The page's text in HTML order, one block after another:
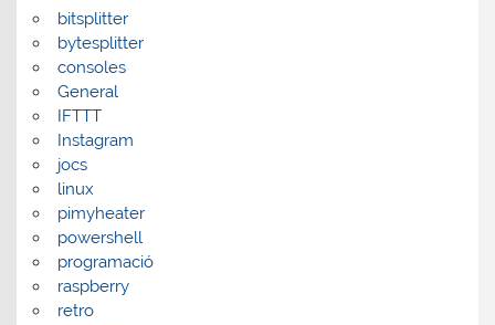
bitsplitter
bytesplitter
consoles
General
IFTTT
Instagram
jocs
linux
pimyheater
powershell
programació
raspberry
retro